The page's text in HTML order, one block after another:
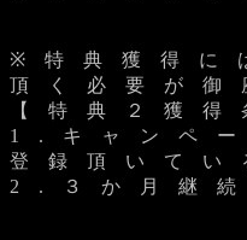
※ 特 典 獲 得 に
頂 く 必 要 が 御
【 特 典 ２ 獲 得
1 . キ ャ ン ペ
登 録 頂 い て い
2 . ３ か 月 継 続